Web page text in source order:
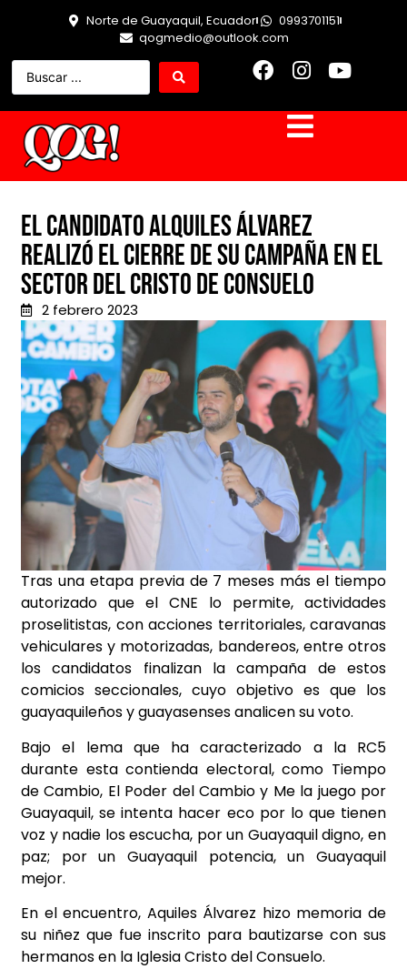
Norte de Guayaquil, Ecuador
0993701151
qogmedio@outlook.com
El candidato Alquiles Álvarez
realizó el cierre de su campaña en el
sector del Cristo de Consuelo
2 febrero 2023
Tras una etapa previa de 7 meses más el tiempo
autorizado que el CNE lo permite, actividades
proselitistas, con acciones territoriales, caravanas
vehiculares y motorizadas, bandereos, entre otros
los candidatos finalizan la campaña de estos
comicios seccionales, cuyo objetivo es que los
guayaquileños y guayasenses analicen su voto.
Bajo el lema que ha caracterizado a la RC5
durante esta contienda electoral, como Tiempo
de Cambio, El Poder del Cambio y Me la juego por
Guayaquil, se intenta hacer eco por lo que tienen
voz y nadie los escucha, por un Guayaquil digno, en
paz; por un Guayaquil potencia, un Guayaquil
mejor.
En el encuentro, Aquiles Álvarez hizo memoria de
su niñez que fue inscrito para bautizarse con sus
hermanos en la Iglesia Cristo del Consuelo.